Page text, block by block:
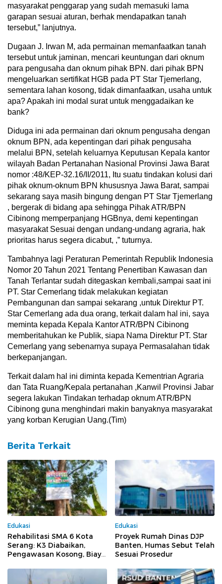
masyarakat penggarap yang sudah memasuki lama
garapan sesuai aturan, berhak mendapatkan tanah
tersebut,” lanjutnya.
Dugaan J. Irwan M, ada permainan memanfaatkan tanah
tersebut untuk jaminan, mencari keuntungan dari oknum
para pengusaha dan oknum pihak BPN. dari pihak BPN
mengeluarkan sertifikat HGB pada PT Star Tjemerlang,
sementara lahan kosong, tidak dimanfaatkan, usaha untuk
apa? Apakah ini modal surat untuk menggadaikan ke
bank?
Diduga ini ada permainan dari oknum pengusaha dengan
oknum BPN, ada kepentingan dari pihak pengusaha
melalui BPN, setelah keluarnya Keputusan Kepala kantor
wilayah Badan Pertanahan Nasional Provinsi Jawa Barat
nomor :48/KEP-32.16/II/2011, Itu suatu tindakan kolusi dari
pihak oknum-oknum BPN khususnya Jawa Barat, sampai
sekarang saya masih bingung dengan PT Star Tjemerlang
, bergerak di bidang apa sehingga Pihak ATR/BPN
Cibinong memperpanjang HGBnya, demi kepentingan
masyarakat Sesuai dengan undang-undang agraria, hak
prioritas harus segera dicabut, ,” tuturnya.
Tambahnya lagi Peraturan Pemerintah Republik Indonesia
Nomor 20 Tahun 2021 Tentang Penertiban Kawasan dan
Tanah Terlantar sudah ditegaskan kembali,sampai saat ini
PT. Star Cemerlang tidak melakukan kegiatan
Pembangunan dan sampai sekarang ,untuk Direktur PT.
Star Cemerlang ada dua orang, terkait dalam hal ini, saya
meminta kepada Kepala Kantor ATR/BPN Cibinong
memberitahukan ke Publik, siapa Nama Direktur PT. Star
Cemerlang yang sebenarnya supaya Permasalahan tidak
berkepanjangan.
Terkait dalam hal ini diminta kepada Kementrian Agraria
dan Tata Ruang/Kepala pertanahan ,Kanwil Provinsi Jabar
segera lakukan Tindakan terhadap oknum ATR/BPN
Cibinong guna menghindari makin banyaknya masyarakat
yang korban Kerugian Uang.(Tim)
Berita Terkait
Edukasi
Rehabilitasi SMA 6 Kota
Serang: K3 Diabaikan,
Pengawasan Kosong, Biaya
Dikorupsi
Edukasi
Proyek Rumah Dinas DJP
Banten, Humas Sebut Telah
Sesuai Prosedur